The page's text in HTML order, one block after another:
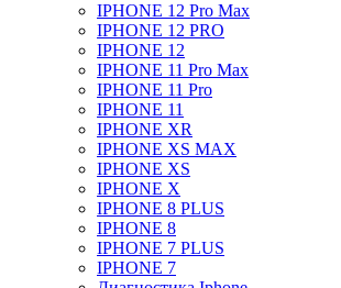
IPHONE 12 Pro Max
IPHONE 12 PRO
IPHONE 12
IPHONE 11 Pro Max
IPHONE 11 Pro
IPHONE 11
IPHONE XR
IPHONE XS MAX
IPHONE XS
IPHONE X
IPHONE 8 PLUS
IPHONE 8
IPHONE 7 PLUS
IPHONE 7